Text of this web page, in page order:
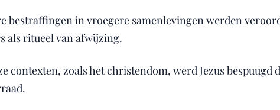
bestraffingen in vroegere samenlevingen werden
als ritueel van afwijzing.
contexten, zoals het christendom, werd Jezus bespuugd